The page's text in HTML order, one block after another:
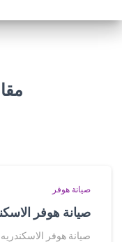
صيانة هوفر
صيانة هوفر الاسكندريه